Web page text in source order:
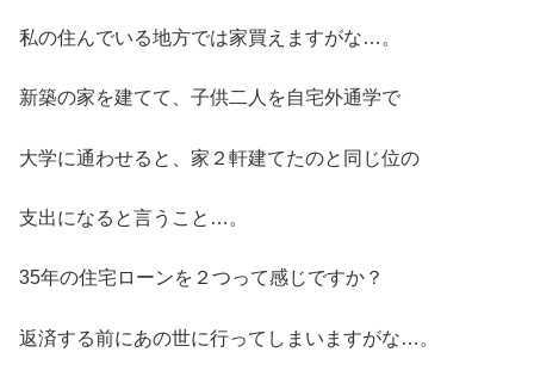
私の住んでいる地方では家買えますがな…。
新築の家を建てて、子供二人を自宅外通学で
大学に通わせると、家２軒建てたのと同じ位の
支出になると言うこと…。
35年の住宅ローンを２つって感じですか？
返済する前にあの世に行ってしまいますがな…。